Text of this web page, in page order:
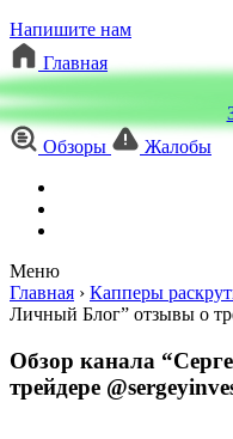
Напишите нам
Главная
Обзоры
Жалобы
Меню
Главная › Капперы
Личный Блог” отзывы о
Обзор канала
трейдере